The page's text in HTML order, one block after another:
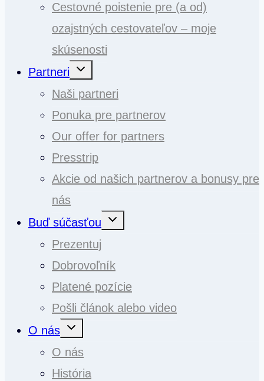
Cestovné poistenie pre (a od)
ozajstných cestovateľov – moje
skúsenosti
Partneri
Toggle
Naši partneri
Ponuka pre partnerov
Our offer for partners
Presstrip
Akcie od našich partnerov a bonusy pre
nás
Buď súčasťou
Toggle
Prezentuj
Dobrovoľník
Platené pozície
Pošli článok alebo video
O nás
Toggle
O nás
História